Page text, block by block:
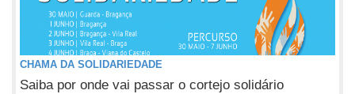
CHAMA DA SOLIDARIEDADE
Saiba por onde vai passar o cortejo solidário